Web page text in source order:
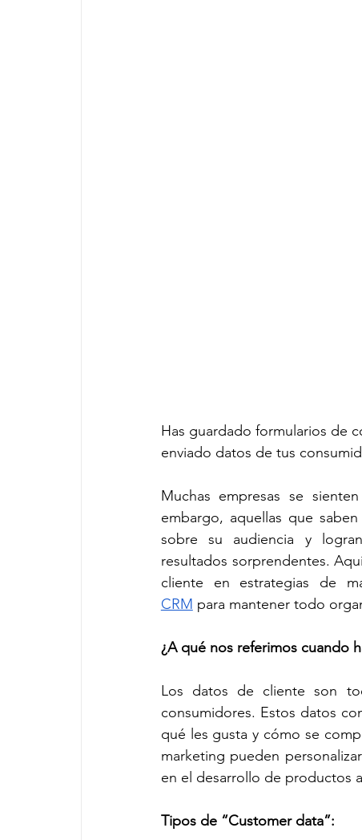
Has guardado formularios de
enviado datos de tus
Muchas empresas se
embargo, aquellas que
sobre su audiencia y
resultados sorprendentes.
cliente en estrategias de
CRM para mantener todo
¿A qué nos referimos cuando
Los datos de cliente son
consumidores. Estos datos
qué les gusta y cómo se
marketing pueden
en el desarrollo de productos
Tipos de “Customer data”: